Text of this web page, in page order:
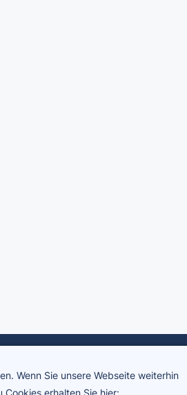
34 | 73430 Aalen
07361 64594
Wenn Sie unsere Webseite weiterhin
erhalten Sie hier: